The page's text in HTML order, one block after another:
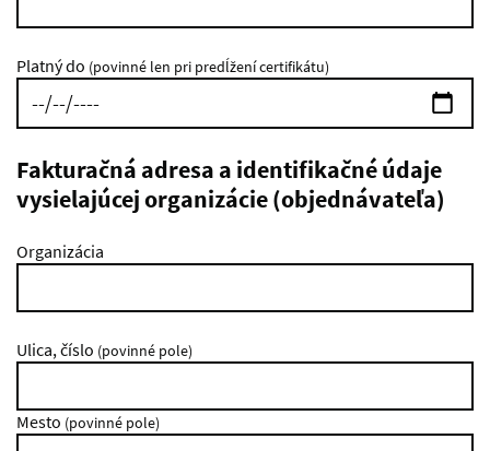
Platný do (povinné len pri predĺžení certifikátu)
Fakturačná adresa a identifikačné údaje
vysielajúcej organizácie (objednávateľa)
Organizácia
Ulica, číslo (povinné pole)
Mesto (povinné pole)